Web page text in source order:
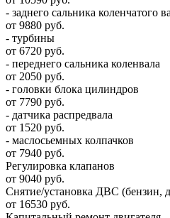
- заднего сальника коленчатого
от 9880 руб.
- турбины
от 6720 руб.
- переднего сальника коленвала
от 2050 руб.
- головки блока цилиндров
от 7790 руб.
- датчика распредвала
от 1520 руб.
- маслосьемных колпачков
от 7940 руб.
Регулировка клапанов
от 9040 руб.
Снятие/установка ДВС (бензин,
от 16530 руб.